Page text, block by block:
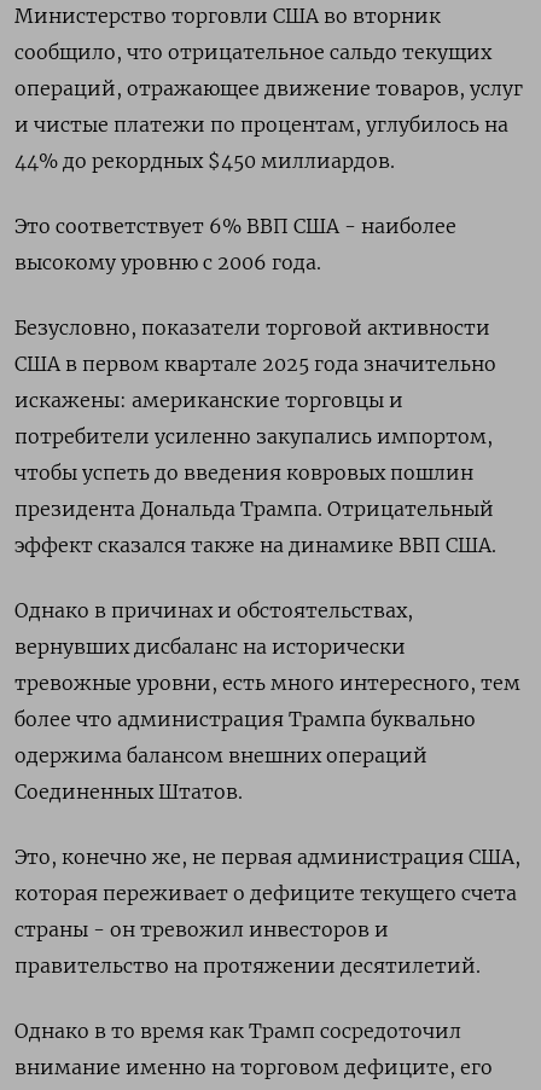
Министерство торговли США во вторник
сообщило, что отрицательное сальдо текущих
операций, отражающее движение товаров, услуг
и чистые платежи по процентам, углубилось на
44% до рекордных $450 миллиардов.
Это соответствует 6% ВВП США - наиболее
высокому уровню с 2006 года.
Безусловно, показатели торговой активности
США в первом квартале 2025 года значительно
искажены: американские торговцы и
потребители усиленно закупались импортом,
чтобы успеть до введения ковровых пошлин
президента Дональда Трампа. Отрицательный
эффект сказался также на динамике ВВП США.
Однако в причинах и обстоятельствах,
вернувших дисбаланс на исторически
тревожные уровни, есть много интересного, тем
более что администрация Трампа буквально
одержима балансом внешних операций
Соединенных Штатов.
Это, конечно же, не первая администрация США,
которая переживает о дефиците текущего счета
страны - он тревожил инвесторов и
правительство на протяжении десятилетий.
Однако в то время как Трамп сосредоточил
внимание именно на торговом дефиците, его